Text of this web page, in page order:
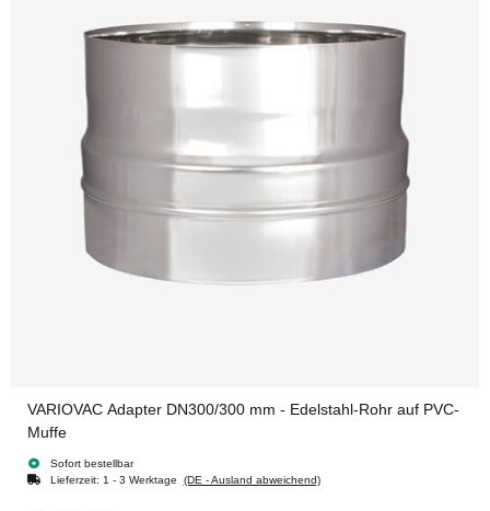
VARIOVAC Adapter DN300/300 mm - Edelstahl-Rohr auf PVC-
Muffe
Sofort bestellbar
Lieferzeit: 1 - 3 Werktage (DE - Ausland abweichend)